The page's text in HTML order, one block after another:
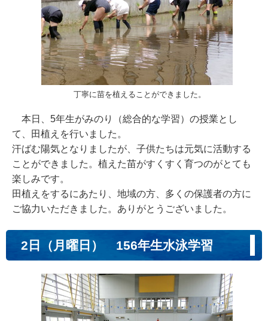
丁寧に苗を植えることができました。
本日、5年生がみのり（総合的な学習）の授業とし
て、田植えを行いました。
汗ばむ陽気となりましたが、子供たちは元気に活動する
ことができました。植えた苗がすくすく育つのがとても
楽しみです。
田植えをするにあたり、地域の方、多くの保護者の方に
ご協力いただきました。ありがとうございました。
2日（月曜日） 156年生水泳学習